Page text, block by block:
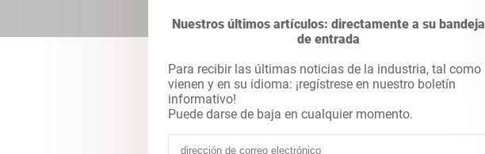
Nuestros últimos artículos: directamente a su bandeja
de entrada
Para recibir las últimas noticias de la industria, tal como
vienen y en su idioma: ¡regístrese en nuestro boletín
informativo!
Puede darse de baja en cualquier momento.